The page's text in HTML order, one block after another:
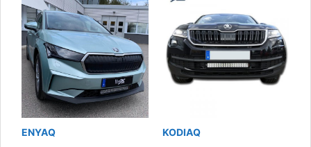
ENYAQ KODIAQ